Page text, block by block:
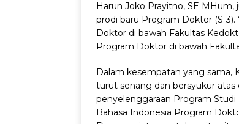
Harun Joko Prayitno, SE
prodi baru Program Doktor (S-3).
Doktor di bawah Fakultas
Program Doktor di bawah
Dalam kesempatan yang sama,
turut senang dan bersyukur atas
penyelenggaraan Program
Bahasa Indonesia Program